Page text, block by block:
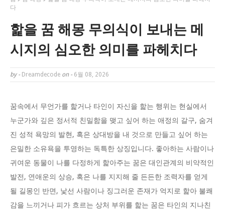
다
핥을 꿈 해몽 무의식이 보내는 메
시지의 심오한 의미를 파헤치다
by - Dreamdecode on - 6월 08, 2026
꿈속에서 무언가를 핥거나 타인이 자신을 핥는 행위는 현실에서
누군가와 깊은 정서적 친밀함을 맺고 싶어 하는 애정의 갈구, 숨겨
진 성적 욕망의 발현, 혹은 상대방을 내 것으로 만들고 싶어 하는
은밀한 소유욕을 투영하는 독특한 상징입니다. 좋아하는 사람이나
귀여운 동물이 나를 다정하게 핥아주는 꿈은 대인관계의 비약적인
발전, 연애운의 상승, 혹은 나를 지지해 줄 든든한 조력자를 얻게
될 길몽인 반면, 낯선 사람이나 징그러운 존재가 억지로 핥아 불쾌
감을 느끼거나 피가 흐르는 상처 부위를 핥는 꿈은 타인의 지나친